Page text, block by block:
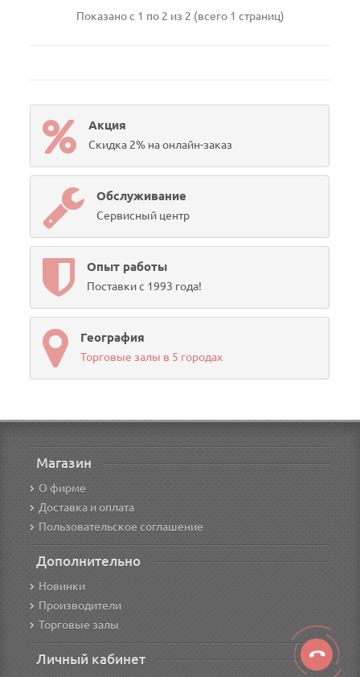
Показано с 1 по 2 из 2 (всего 1 страниц)
Акция
Скидка 2% на онлайн-заказ
Обслуживание
Сервисный центр
Опыт работы
Поставки с 1993 года!
География
Торговые залы в 5 городах
Магазин
О фирме
Доставка и оплата
Пользовательское соглашение
Дополнительно
Новинки
Производители
Торговые залы
Личный кабинет